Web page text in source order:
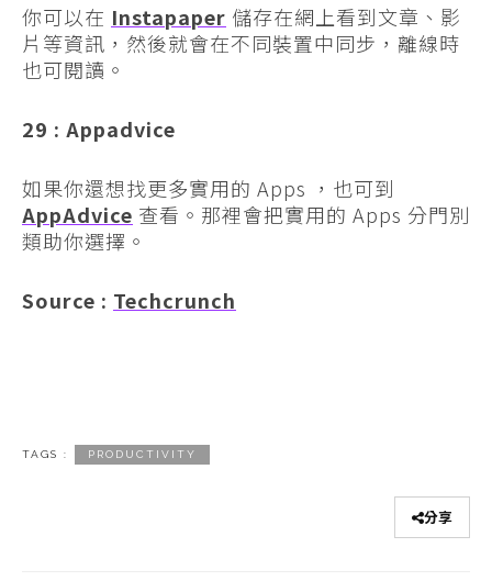
你可以在 Instapaper 儲存在網上看到文章、影
片等資訊，然後就會在不同裝置中同步，離線時
也可閱讀。
29 : Appadvice
如果你還想找更多實用的 Apps ，也可到
AppAdvice 查看。那裡會把實用的 Apps 分門別
類助你選擇。
Source : Techcrunch
TAGS : PRODUCTIVITY
分享